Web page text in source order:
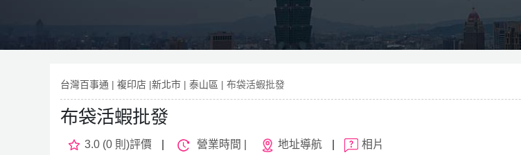
台灣百事通 | 複印店 |新北市 | 泰山區 | 布袋活蝦批發
布袋活蝦批發
3.0 (0 則)評價 營業時間 | 地址導航 相片